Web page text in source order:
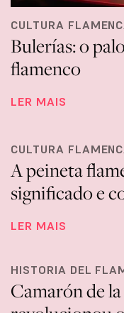
CULTURA
Bulerías: o
flamenco
LER MAIS
CULTURA
A peineta
significado e
LER MAIS
HISTORIA DEL
Camarón de